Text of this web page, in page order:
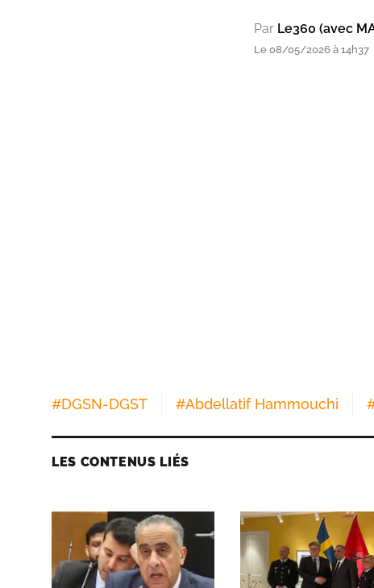
Par Le360 (avec
Le 08/05/2026 à 14h37
#DGSN-DGST #Abdellatif Hammouchi
LES CONTENUS LIÉS